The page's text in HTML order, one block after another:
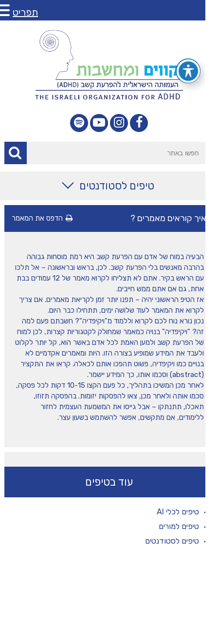
טיפים לסטודנטים
מאמרים
טיפים
משחקים ופעילויות
הכה את המומחה
עוד בטיפים
טיפים לכלי AI
טיפים למורים
טיפים לסטודנטים
קוראים מאמרים ? הדפס את המאמר
הבעיה במוח של אדם עם הפרעת קשב היא רמת מוסחות גבוהה
בהרבה מאנשים בלי הפרעת קשב. לכן, בראש ובראשונה – אל תלכו
עם הראש בקיר. אתם לא תצליחו לקרוא מאמר של 12 עמודים בבת
אחת, גם אם אתם ממש חייבים.
אז הטיפ הראשוני יהיה – תפנו יותר זמן לקריאת מאמרים. אם צריך
לקרוא את המאמר לעוד שלושה ימים, תתחילו כבר היום.
נכון נורא נוח לכם לקרוא וללמוד מ"ויקיפדיה"? חשבתם פעם למה
זה? "ויקיפדיה" בנויה כמאמר שמחולק לקטגוריות קצרות, לכן למוח
של הפרעת קשב ולמען האמת לכל אדם באשר הוא, קל יותר לקלוט
ולעבד את המידע שמופיע בצורה הזו. היות ומאמרים אקדמיים לא
בנויים כמו ויקיפדיה, פשוט תהפכו אותם לכאלה. קראו את התקציר
לאחר מכן המשיכו בתהליך, כל פעם הקצו 10-15 דקות לכל פסקה,
סכמו אותה ולאחר מכן, צאו להפסקות יזומות. בהפסקה תזוזו,
תאכלו, תתנתקו – אבל גייסו את המשמעת העצמית לחזור
ללימודים, אם מתקשים, אפשר להשתמש בשעון עצר.
תפריט